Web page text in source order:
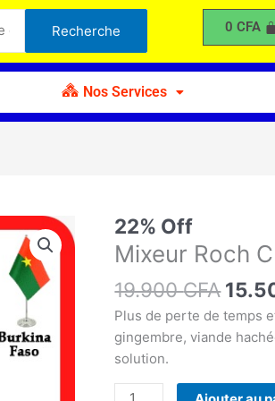
Recherche 0 CFA
Nos Services
22% Off
Mixeur Roch C
19.900CFA
prix
initial
était
Plus de perte de temps
gingembre, viande
solution.
quantité
de
Mixeur
Roch
C
était :
19.900 CFA.
est :